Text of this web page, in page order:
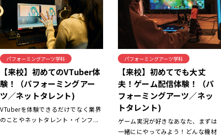
パフォーミングアーツ学科
【来校】初めてのVTuber体
験！（パフォーミングアー
ツ／ネットタレント)
VTuberを体験できるだけでなく業界
のことやネットタレント・インフ...
パフォーミングアーツ学科
【来校】初めてでも大丈
夫！ゲーム配信体験！（パ
フォーミングアーツ／ネッ
トタレント)
ゲーム実況が好きなあなた、まずは
一緒ににやってみよう！どんな機材